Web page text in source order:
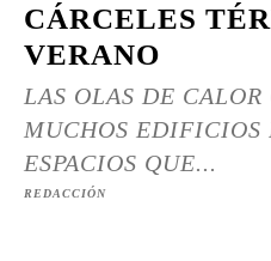
CÁRCELES
VERANO
LAS OLAS DE
MUCHOS EDIFICIOS
ESPACIOS QUE...
REDACCIÓN